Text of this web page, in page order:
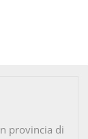
provincia di